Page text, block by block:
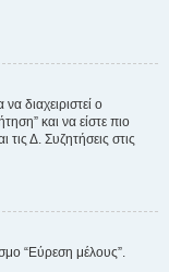
διαχειριστεί ο
και να είστε πιο
Δ. Συζητήσεις στις
“Εύρεση μέλους”.